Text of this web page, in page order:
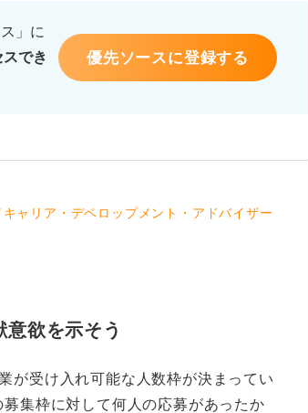
」に
でき
優先ソースに登録する
ャリア・デベロップメント・アドバイザー
欲を示そう
が受け入れ可能な人数枠が決まってい
集枠に対して何人の応募があったか